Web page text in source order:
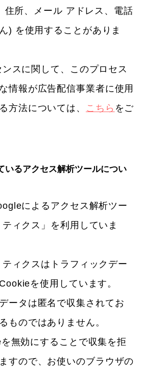
住所、メール アドレス、電話
) を使用することがありま
スに関して、このプロセス
情報が広告配信事業者に使用
方法については、
こちら をご
いるアクセス解析ツールについ
によるアクセス解析ツー
ィクス」を利用していま
ィクスはトラフィックデー
を使用しています。
ータは匿名で収集されてお
ものではありません。
無効にすることで収集を拒
すので、お使いのブラウザの